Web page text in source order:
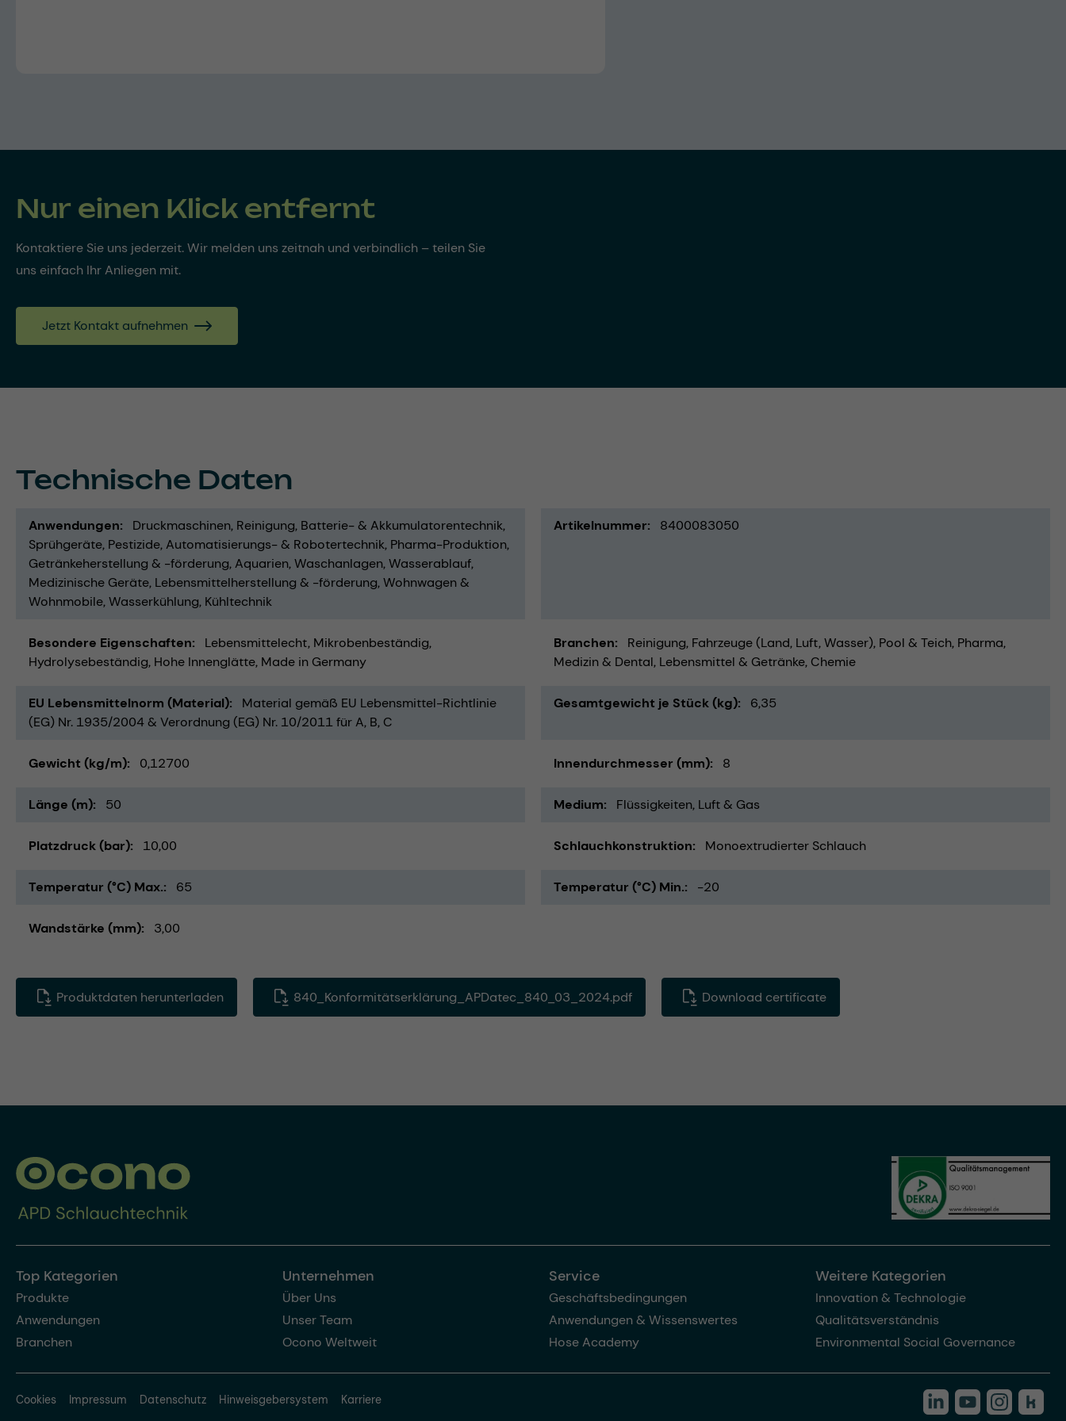
Nur einen Klick entfernt
Kontaktiere Sie uns jederzeit. Wir melden uns zeitnah und verbindlich – teilen Sie
uns einfach Ihr Anliegen mit.
Jetzt Kontakt aufnehmen
Technische Daten
Anwendungen Druckmaschinen Reinigung Batterie- & Akkumulatorentechnik
Sprühgeräte Pestizide Automatisierungs- & Robotertechnik Pharma-Produktion
Getränkeherstellung & -förderung Aquarien Waschanlagen Wasserablauf
Medizinische Geräte Lebensmittelherstellung & -förderung Wohnwagen &
Wohnmobile Wasserkühlung Kühltechnik
Artikelnummer 8400083050
Besondere Eigenschaften Lebensmittelecht Mikrobenbeständig
Hydrolysebeständig Hohe Innenglätte Made in Germany
Branchen Reinigung Fahrzeuge (Land, Luft, Wasser) Pool & Teich Pharma
Medizin & Dental Lebensmittel & Getränke Chemie
EU Lebensmittelnorm (Material)
Material gemäß EU Lebensmittel-Richtlinie
(EG) Nr. 1935/2004 & Verordnung (EG) Nr. 10/2011 für A, B, C
Gesamtgewicht je Stück (kg) 6,35
Gewicht (kg/m) 0,12700 Innendurchmesser (mm) 8
Länge (m) 50 Medium Flüssigkeiten Luft & Gas
Platzdruck (bar) 10,00 Schlauchkonstruktion Monoextrudierter Schlauch
Temperatur (°C) Max. 65 Temperatur (°C) Min. -20
Wandstärke (mm) 3,00
Produktdaten herunterladen 840_Konformitätserklärung_APDatec_840_03_2024.pdf Download certificate
Top Kategorien
Produkte
Anwendungen
Branchen
Unternehmen
Über Uns
Unser Team
Ocono Weltweit
Service
Geschäftsbedingungen
Anwendungen & Wissenswertes
Hose Academy
Weitere Kategorien
Innovation & Technologie
Qualitätsverständnis
Environmental Social Governance
Cookies Impressum Datenschutz Hinweisgebersystem Karriere